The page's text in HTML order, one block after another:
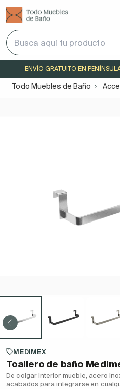
ENVÍO GRATUITO EN
Todo Muebles de Baño
MEDIMEX
Toallero de baño
De colgar interior mueble, acero
acabados para integrarse en